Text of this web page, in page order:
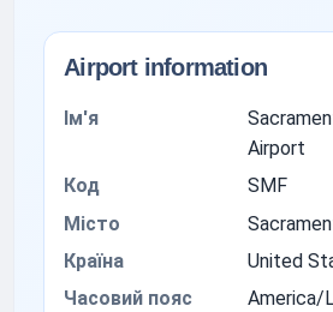
Airport information
Ім'я
Airport
Код
SMF
Місто
Країна
United
Часовий пояс
America/